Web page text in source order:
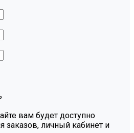
вам будет доступно
заказов, личный кабинет и